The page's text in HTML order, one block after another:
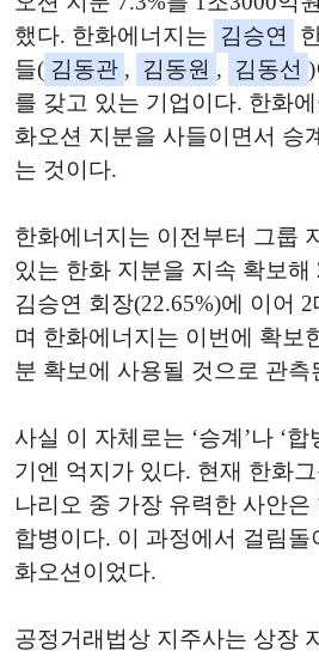
했다. 한화에너지는
김승연
들( 김동관 , 김동원 , 김동선
를 갖고 있는 기업이다. 한화
화오션 지분을 사들이면서 승
는 것이다.
한화에너지는 이전부터 그룹
있는 한화 지분을 지속 확보해
김승연 회장(22.65%)에 이어
며 한화에너지는 이번에 확보
분 확보에 사용될 것으로 관측
사실 이 자체로는 ‘승계’나 ‘
기엔 억지가 있다. 현재 한화
나리오 중 가장 유력한 사안은
합병이다. 이 과정에서 걸림
화오션이었다.
공정거래법상 지주사는 상장